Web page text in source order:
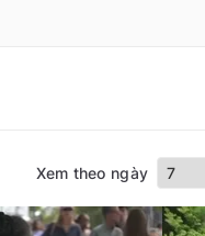
Xem theo ngày